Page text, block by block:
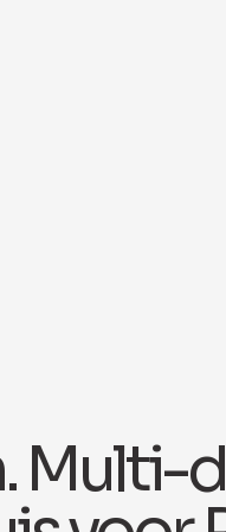
Multi-